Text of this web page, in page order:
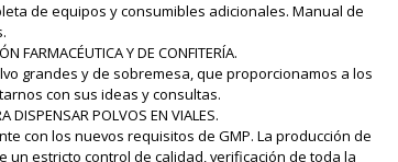
de equipos y consumibles adicionales. Manual de
FARMACÉUTICA Y DE CONFITERÍA.
grandes y de sobremesa, que proporcionamos a los
con sus ideas y consultas.
DISPENSAR POLVOS EN VIALES.
con los nuevos requisitos de GMP. La producción de
un estricto control de calidad, verificación de toda la